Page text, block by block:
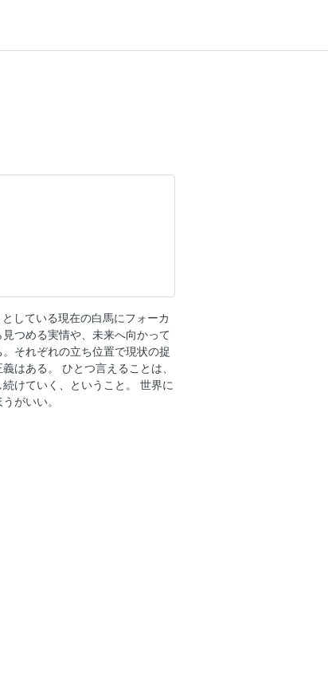
KOKUBO
している現在の白馬にフォーカ
つめる実情や、未来へ向かって
それぞれの立ち位置で現状の捉
はある。 ひとつ言えることは、
けていく、ということ。 世界に
がいい。